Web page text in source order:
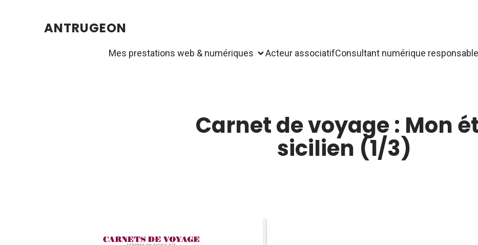
ANTRUGEON
Mes prestations web & numériques Acteur associatifConsultant numérique responsable
Carnet de voyage : Mon
sicilien (1/3)